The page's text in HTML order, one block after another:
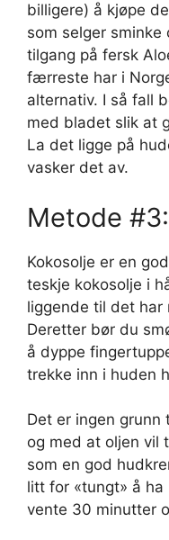
billigere) å kjøpe
som selger
tilgang på fersk
færreste har i
alternativ. I så fall
med bladet slik at
La det ligge på
vasker det av.
Metode
Kokosolje er en
teskje kokosolje i
liggende til det har
Deretter bør du
å dyppe
trekke inn i huden
Det er ingen grunn
og med at oljen vil
som en god
litt for «tungt» å
vente 30 minutter